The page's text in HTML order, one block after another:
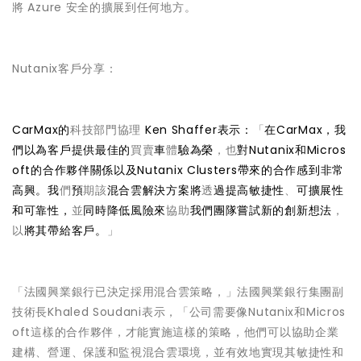
將 Azure 安全的擴展到任何地方。
Nutanix客戶分享：
CarMax的科技部門協理 Ken Shaffer表示： 「在CarMax，我
們以為客戶提供最佳的買賣車體驗為榮 ，也對Nutanix和Micros
oft的合作夥伴關係以及Nutanix Clusters帶來的合作感到非常
高興。我們預期該混合雲解決方案將透過提高敏捷性 、 可擴展性
和可靠性， 並同時降低風險來協助我們團隊嘗試新的創新想法 ，
以將其帶給客戶。 」
「法國興業銀行已決定採用混合雲策略，」法國興業銀行集團副
技術長Khaled Soudani表示，「公司需要像Nutanix和Micros
oft這樣的合作夥伴，才能實施這樣的策略，他們可以協助企業
建構、營運、保護和監視混合雲環境，並有效地實現其敏捷性和